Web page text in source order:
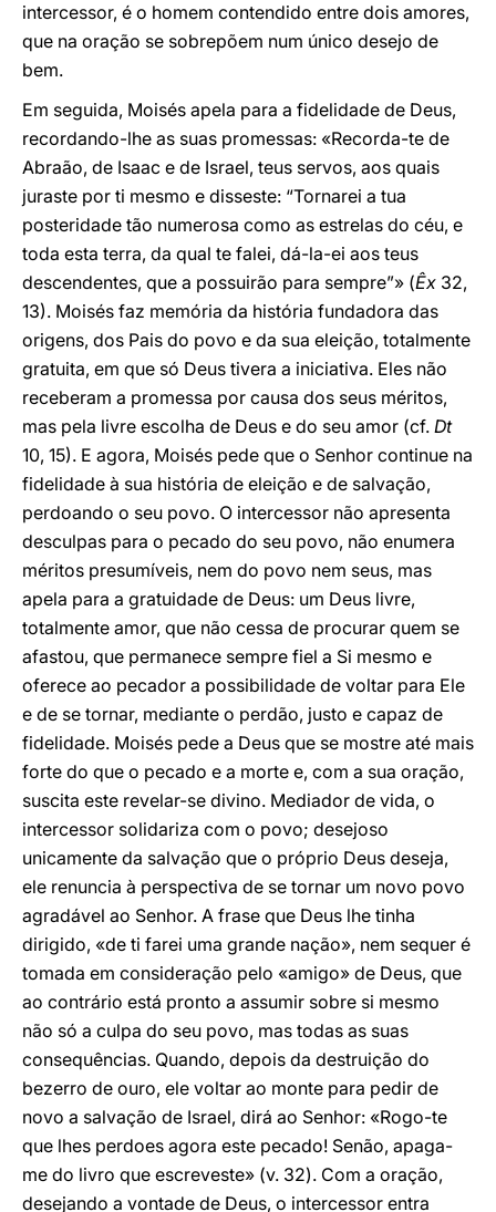
intercessor, é o homem contendido entre dois amores,
que na oração se sobrepõem num único desejo de
bem.
Em seguida, Moisés apela para a fidelidade de Deus,
recordando-lhe as suas promessas: «Recorda-te de
Abraão, de Isaac e de Israel, teus servos, aos quais
juraste por ti mesmo e disseste: “Tornarei a tua
posteridade tão numerosa como as estrelas do céu, e
toda esta terra, da qual te falei, dá-la-ei aos teus
descendentes, que a possuirão para sempre”» (Êx 32,
13). Moisés faz memória da história fundadora das
origens, dos Pais do povo e da sua eleição, totalmente
gratuita, em que só Deus tivera a iniciativa. Eles não
receberam a promessa por causa dos seus méritos,
mas pela livre escolha de Deus e do seu amor (cf. Dt
10, 15). E agora, Moisés pede que o Senhor continue na
fidelidade à sua história de eleição e de salvação,
perdoando o seu povo. O intercessor não apresenta
desculpas para o pecado do seu povo, não enumera
méritos presumíveis, nem do povo nem seus, mas
apela para a gratuidade de Deus: um Deus livre,
totalmente amor, que não cessa de procurar quem se
afastou, que permanece sempre fiel a Si mesmo e
oferece ao pecador a possibilidade de voltar para Ele
e de se tornar, mediante o perdão, justo e capaz de
fidelidade. Moisés pede a Deus que se mostre até mais
forte do que o pecado e a morte e, com a sua oração,
suscita este revelar-se divino. Mediador de vida, o
intercessor solidariza com o povo; desejoso
unicamente da salvação que o próprio Deus deseja,
ele renuncia à perspectiva de se tornar um novo povo
agradável ao Senhor. A frase que Deus lhe tinha
dirigido, «de ti farei uma grande nação», nem sequer é
tomada em consideração pelo «amigo» de Deus, que
ao contrário está pronto a assumir sobre si mesmo
não só a culpa do seu povo, mas todas as suas
consequências. Quando, depois da destruição do
bezerro de ouro, ele voltar ao monte para pedir de
novo a salvação de Israel, dirá ao Senhor: «Rogo-te
que lhes perdoes agora este pecado! Senão, apaga-
me do livro que escreveste» (v. 32). Com a oração,
desejando a vontade de Deus, o intercessor entra